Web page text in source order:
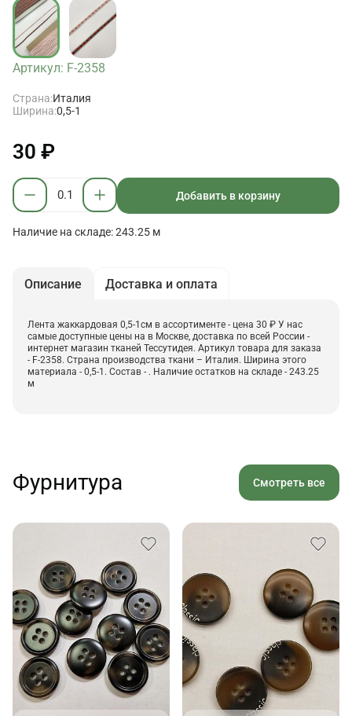
Артикул: F-2358
Страна:Италия
Ширина:0,5-1
30 ₽
Добавить в корзину
Наличие на складе: 243.25 м
Описание Доставка и оплата
Лента жаккардовая 0,5-1см в ассортименте - цена 30 ₽ У нас
самые доступные цены на в Москве, доставка по всей России -
интернет магазин тканей Тессутидея. Артикул товара для заказа
- F-2358. Страна производства ткани – Италия. Ширина этого
материала - 0,5-1. Состав - . Наличие остатков на складе - 243.25
м
Фурнитура Смотреть все